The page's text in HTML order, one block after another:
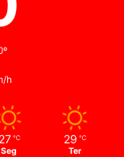
h
27 ℃
Seg
29 ℃
Ter